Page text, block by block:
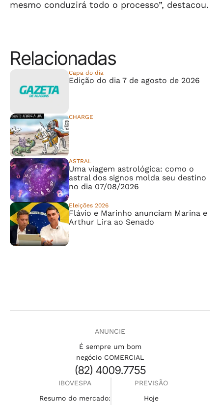
mesmo conduzirá todo o processo”, destacou.
Relacionadas
Capa do dia
Edição do dia 7 de agosto de 2026
CHARGE
ASTRAL
Uma viagem astrológica: como o
astral dos signos molda seu destino
no dia 07/08/2026
Eleições 2026
Flávio e Marinho anunciam Marina e
Arthur Lira ao Senado
ANUNCIE
É sempre um bom
negócio COMERCIAL
(82) 4009.7755
IBOVESPA
Resumo do mercado:
PREVISÃO
Hoje